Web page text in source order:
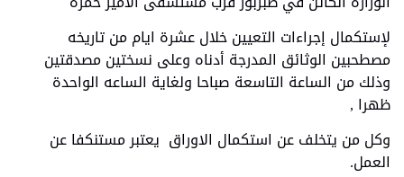
لإستكمال إجراءات التعيين خلال عشرة ايام من تاريخه
مصطحبين الوثائق المدرجة أدناه وعلى نسختين مصدقتين
وذلك من الساعة التاسعة صباحا ولغاية الساعه الواحدة
ظهرا ,
وكل من يتخلف عن استكمال الاوراق يعتبر مستنكفا عن
العمل.